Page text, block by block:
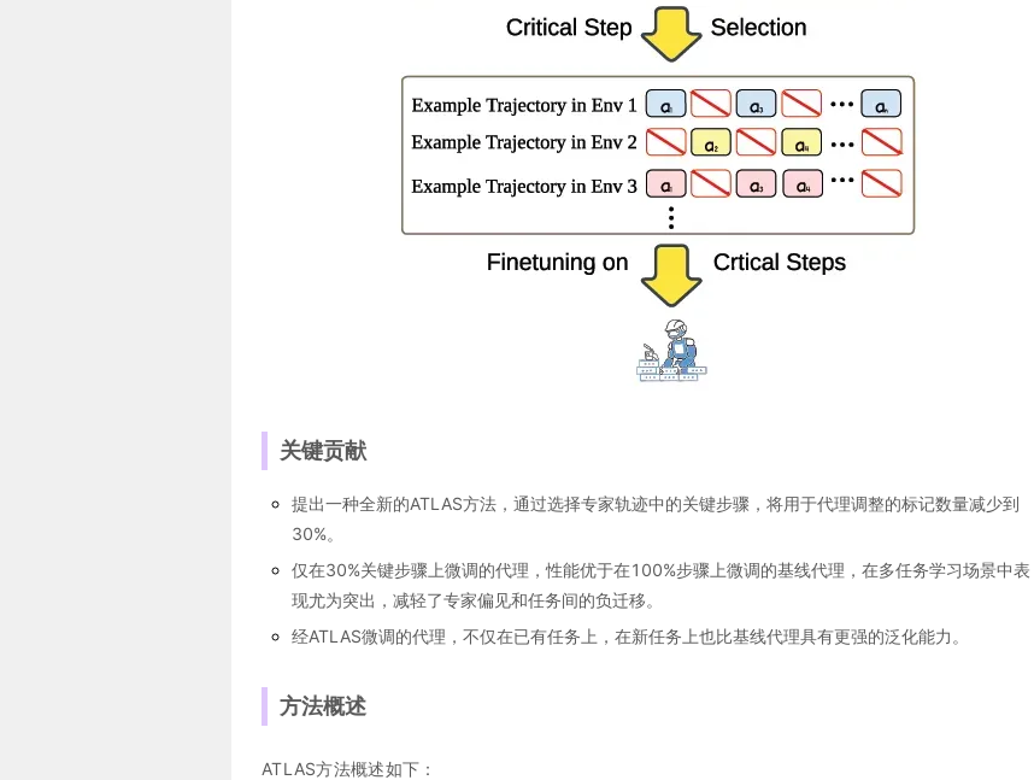
关键贡献
提出一种全新的ATLAS方法，通过选择专家轨迹中的关键步骤，将用于代理调整的标记数量减少到
30%。
仅在30%关键步骤上微调的代理，性能优于在100%步骤上微调的基线代理，在多任务学习场景中表
现尤为突出，减轻了专家偏见和任务间的负迁移。
经ATLAS微调的代理，不仅在已有任务上，在新任务上也比基线代理具有更强的泛化能力。
方法概述
ATLAS方法概述如下：